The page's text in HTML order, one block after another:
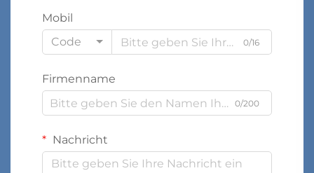
Mobil
Code
0/16
Firmenname
0/200
Nachricht